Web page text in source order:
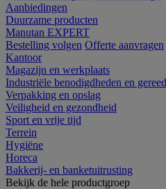
Aanbiedingen
Duurzame producten
Manutan EXPERT
Bestelling volgen Offerte aanvragen
Kantoor
Magazijn en werkplaats
Industriële benodigdheden en
Verpakking en opslag
Veiligheid en gezondheid
Sport en vrije tijd
Terrein
Hygiëne
Horeca
Bakkerij- en banketuitrusting
Bekijk de hele productgroep